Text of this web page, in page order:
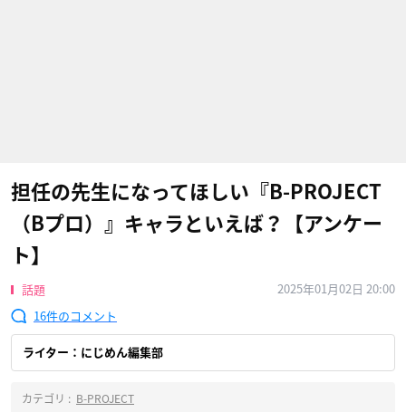
担任の先生になってほしい『B-PROJECT
（Bプロ）』キャラといえば？【アンケー
ト】
話題
2025年01月02日 20:00
16
ライター：にじめん編集部
カテゴリ : B-PROJECT